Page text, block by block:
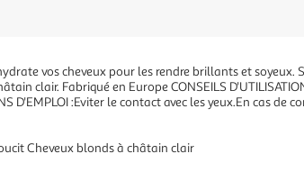
vos cheveux pour les rendre brillants et
clair. Fabriqué en Europe CONSEILS
D'EMPLOI :Eviter le contact avec les yeux.En cas de
Cheveux blonds à châtain clair